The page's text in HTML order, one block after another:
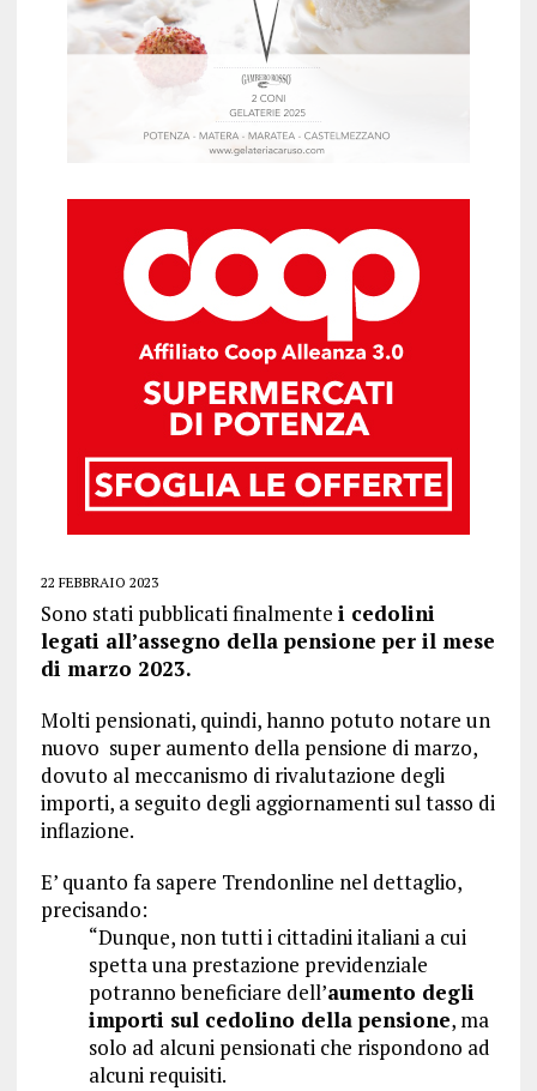
22 FEBBRAIO 2023
Sono stati pubblicati finalmente i cedolini
legati all’assegno della pensione per il mese
di marzo 2023.
Molti pensionati, quindi, hanno potuto notare un
nuovo super aumento della pensione di marzo,
dovuto al meccanismo di rivalutazione degli
importi, a seguito degli aggiornamenti sul tasso di
inflazione.
E’ quanto fa sapere Trendonline nel dettaglio,
precisando:
“Dunque, non tutti i cittadini italiani a cui
spetta una prestazione previdenziale
potranno beneficiare dell’aumento degli
importi sul cedolino della pensione, ma
solo ad alcuni pensionati che rispondono ad
alcuni requisiti.